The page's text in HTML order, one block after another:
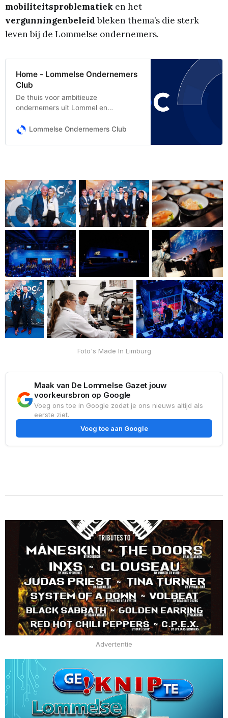
mobiliteitsproblematiek en het
vergunningenbeleidbleken thema’s die sterk
leven bij de Lommelse ondernemers.
Home - Lommelse Ondernemers
Club
De thuis voor ambitieuze
ondernemers uit Lommel en
ondernemen stimuleren. Over
ondersteunen we elkaars business.
We koesteren een omgeving waar alle
ondernemers welkom zijn, ook
ondernemers van buiten Lommel,
waar zakelijke kansen tot…
Lommelse Ondernemers Club
Foto's Made In Limburg
Maak van De Lommelse Gazet jouw
voorkeursbron op Google
Voeg ons toe in Google zodat je ons nieuws altijd als
eerste ziet.
Voeg toe aan Google
Advertentie